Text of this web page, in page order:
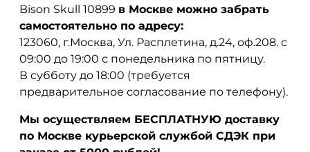
Bison Skull 10899 в Москве можно забрать
самостоятельно по адресу:
123060, г.Москва, Ул. Расплетина, д.24, оф.208. с
09:00 до 19:00 с понедельника по пятницу.
В субботу до 18:00 (требуется
предварительное согласование по телефону).
Мы осуществляем БЕСПЛАТНУЮ доставку
по Москве курьерской службой СДЭК при